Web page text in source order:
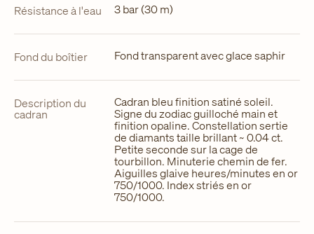
Résistance à l'eau 3 bar (30 m)
Fond du boîtier Fond transparent avec glace saphir
Description du
cadran
Cadran bleu finition satiné soleil.
Signe du zodiac guilloché main et
finition opaline. Constellation sertie
de diamants taille brillant ~ 0.04 ct.
Petite seconde sur la cage de
tourbillon. Minuterie chemin de fer.
Aiguilles glaive heures/minutes en or
750/1000. Index striés en or
750/1000.